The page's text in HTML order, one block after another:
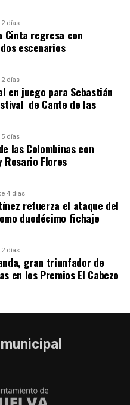
2026
2 días
Cinta regresa con
escenarios
2 días
en juego para Sebastián
de Cante de las
5 días
las Colombinas con
Rosario Flores
4 días
refuerza el ataque del
duodécimo fichaje
2 días
gran triunfador de
en los Premios El Cabezo